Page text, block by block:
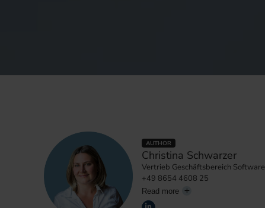
AUTHOR
Christina Schwarzer
Vertrieb Geschäftsbereich Software
+49 8654 4608 25
Read more